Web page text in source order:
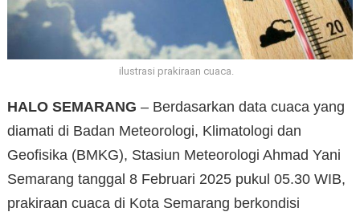
ilustrasi prakiraan cuaca.
HALO SEMARANG – Berdasarkan data cuaca yang
diamati di Badan Meteorologi, Klimatologi dan
Geofisika (BMKG), Stasiun Meteorologi Ahmad Yani
Semarang tanggal 8 Februari 2025 pukul 05.30 WIB,
prakiraan cuaca di Kota Semarang berkondisi